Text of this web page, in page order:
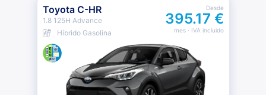
Toyota C-HR
1.8 125H Advance
Híbrido Gasolina
Desde
395.17 €
mes· IVA incluido